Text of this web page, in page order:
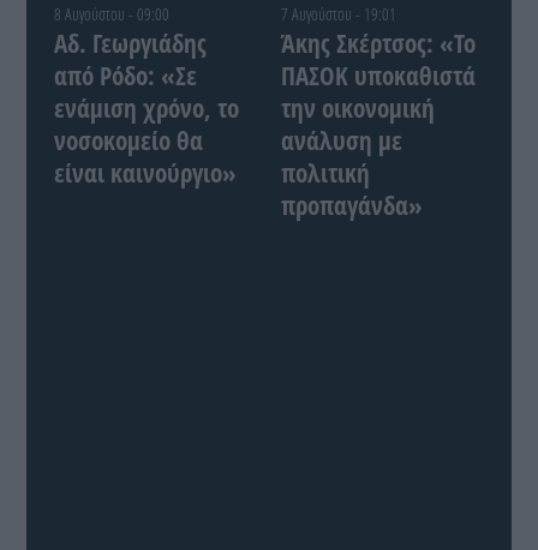
8 Αυγούστου - 09:00
Αδ. Γεωργιάδης
από Ρόδο: «Σε
ενάμιση χρόνο, το
νοσοκομείο θα
είναι καινούργιο»
7 Αυγούστου - 19:01
Άκης Σκέρτσος: «Το
ΠΑΣΟΚ υποκαθιστά
την οικονομική
ανάλυση με
πολιτική
προπαγάνδα»